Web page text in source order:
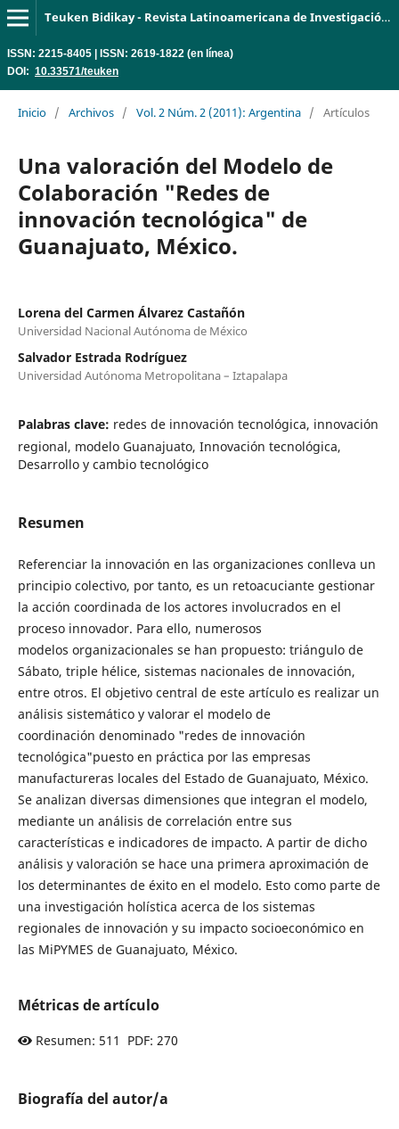
Teuken Bidikay - Revista Latinoamericana de Investigación en Organizaciones, Ambiente y Sociedad
ISSN: 2215-8405 | ISSN: 2619-1822 (en línea)
DOI: 10.33571/teuken
Inicio / Archivos / Vol. 2 Núm. 2 (2011): Argentina / Artículos
Una valoración del Modelo de
Colaboración "Redes de
innovación tecnológica" de
Guanajuato, México.
Lorena del Carmen Álvarez Castañón
Universidad Nacional Autónoma de México
Salvador Estrada Rodríguez
Universidad Autónoma Metropolitana – Iztapalapa
Palabras clave: redes de innovación tecnológica, innovación
regional, modelo Guanajuato, Innovación tecnológica,
Desarrollo y cambio tecnológico
Resumen
Referenciar la innovación en las organizaciones conlleva un
principio colectivo, por tanto, es un retoacuciante gestionar
la acción coordinada de los actores involucrados en el
proceso innovador. Para ello, numerosos
modelos organizacionales se han propuesto: triángulo de
Sábato, triple hélice, sistemas nacionales de innovación,
entre otros. El objetivo central de este artículo es realizar un
análisis sistemático y valorar el modelo de
coordinación denominado "redes de innovación
tecnológica"puesto en práctica por las empresas
manufactureras locales del Estado de Guanajuato, México.
Se analizan diversas dimensiones que integran el modelo,
mediante un análisis de correlación entre sus
características e indicadores de impacto. A partir de dicho
análisis y valoración se hace una primera aproximación de
los determinantes de éxito en el modelo. Esto como parte de
una investigación holística acerca de los sistemas
regionales de innovación y su impacto socioeconómico en
las MiPYMES de Guanajuato, México.
Métricas de artículo
Resumen: 511 PDF: 270
Biografía del autor/a